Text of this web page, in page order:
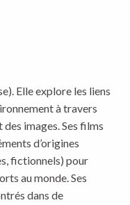
Elle explore les liens
à travers
images. Ses films
d’origines
fictionnels) pour
au monde. Ses
dans de